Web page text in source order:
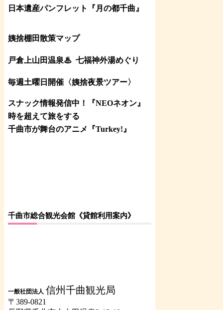
日本遺産パンフレット
『月の都千曲 』
姨捨棚田散策マップ
戸倉上山田温泉♨ 七福神外湯めぐり
毎週土曜日開催〈姨捨夜景ツアー〉
スナック情報発信中！『NEOネオン』
時を超えて旅をする
千曲市が舞台のアニメ『Turkey!』
千曲市総合観光会館《貸館利用案内》
一般社団法人 信州千曲観光局
〒389-0821